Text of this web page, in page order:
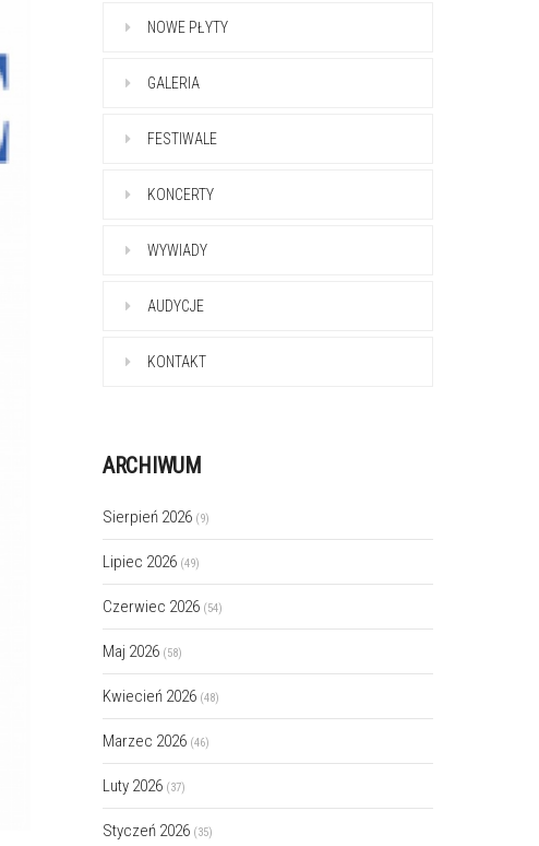
NOWE PŁYTY
GALERIA
FESTIWALE
KONCERTY
WYWIADY
AUDYCJE
KONTAKT
ARCHIWUM
Sierpień 2026 (9)
Lipiec 2026 (49)
Czerwiec 2026 (54)
Maj 2026 (58)
Kwiecień 2026 (48)
Marzec 2026 (46)
Luty 2026 (37)
Styczeń 2026 (35)